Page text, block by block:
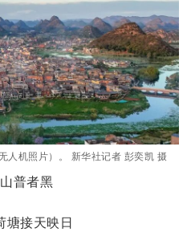
人机照片）。 新华社记者 彭奕凯 摄
普者黑
塘接天映日